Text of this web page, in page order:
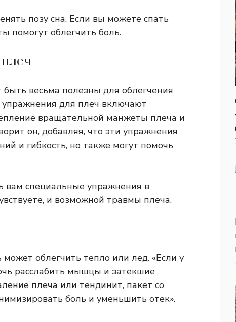
позу сна. Если вы можете спать
помогут облегчить боль.
весьма полезны для облегчения
для плеч включают
вращательной манжеты плеча и
он, добавляя, что эти упражнения
и гибкость, но также могут помочь
специальные упражнения в
и возможной травмы плеча.
облегчить тепло или лед. «Если у
расслабить мышцы и затекшие
плеча или тендинит, пакет со
боль и уменьшить отек».